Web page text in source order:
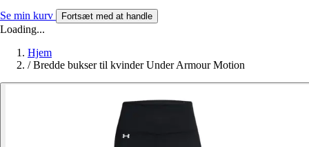
Se min kurv Fortsæt med at handle
Loading...
Hjem
/ Bredde bukser til kvinder Under Armour Motion